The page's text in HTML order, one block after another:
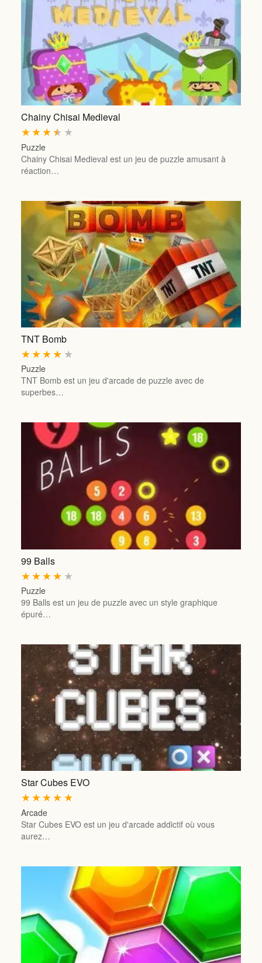
Chainy Chisai Medieval
★
★
★
★
★
Puzzle
Chainy Chisai Medieval est un jeu de puzzle amusant à
réaction…
TNT Bomb
★
★
★
★
★
Puzzle
TNT Bomb est un jeu d'arcade de puzzle avec de
superbes…
99 Balls
★
★
★
★
★
Puzzle
99 Balls est un jeu de puzzle avec un style graphique
épuré…
Star Cubes EVO
★
★
★
★
★
Arcade
Star Cubes EVO est un jeu d'arcade addictif où vous
aurez…